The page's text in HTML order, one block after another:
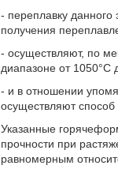
- переплавку
получения
- осуществляют, по
диапазоне от 1050°С
- и в отношении
осуществляют способ
Указанные
прочности при
равномерным